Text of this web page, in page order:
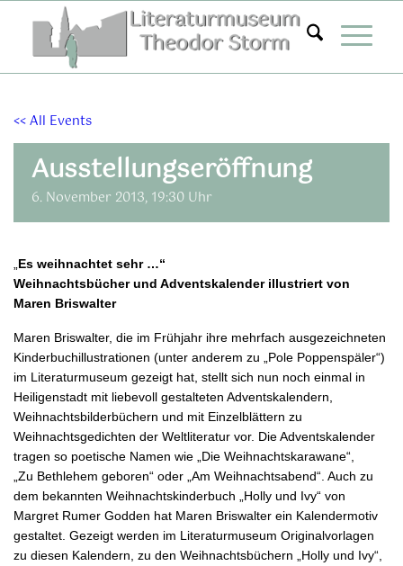
springen
<< All Events
Ausstellungseröffnung
6. November 2013, 19:30 Uhr
Es weihnachtet sehr …“
Weihnachtsbücher und Adventskalender illustriert von
Maren Briswalter
Maren Briswalter, die im Frühjahr ihre mehrfach ausgezeichneten
Kinderbuchillustrationen (unter anderem zu „Pole Poppenspäler“)
im Literaturmuseum gezeigt hat, stellt sich nun noch einmal in
Heiligenstadt mit liebevoll gestalteten Adventskalendern,
Weihnachtsbilderbüchern und mit Einzelblättern zu
Weihnachtsgedichten der Weltliteratur vor. Die Adventskalender
tragen so poetische Namen wie „Die Weihnachtskarawane“,
„Zu Bethlehem geboren“ oder „Am Weihnachtsabend“. Auch zu
dem bekannten Weihnachtskinderbuch „Holly und Ivy“ von
Margret Rumer Godden hat Maren Briswalter ein Kalendermotiv
gestaltet. Gezeigt werden im Literaturmuseum Originalvorlagen
zu diesen Kalendern, zu den Weihnachtsbüchern „Holly und Ivy“,